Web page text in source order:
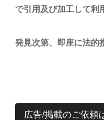
で引用及び加工して利
発見次第、即座に法的
広告/掲載のご依頼